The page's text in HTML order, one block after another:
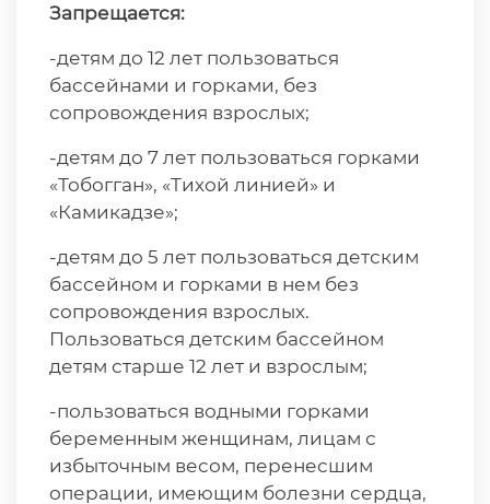
Запрещается:
-детям до 12 лет пользоваться
бассейнами и горками, без
сопровождения взрослых;
-детям до 7 лет пользоваться горками
«Тобогган», «Тихой линией» и
«Камикадзе»;
-детям до 5 лет пользоваться детским
бассейном и горками в нем без
сопровождения взрослых.
Пользоваться детским бассейном
детям старше 12 лет и взрослым;
-пользоваться водными горками
беременным женщинам, лицам с
избыточным весом, перенесшим
операции, имеющим болезни сердца,